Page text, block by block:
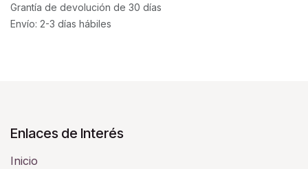
Grantía de devolución de 30 días
Envío: 2-3 días hábiles
Enlaces de Interés
Inicio